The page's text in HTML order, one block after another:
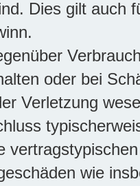
Dies gilt auch
oder bei
Verletzung
wie